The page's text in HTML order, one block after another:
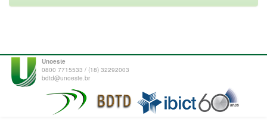
Unoeste
0800 7715533 / (18) 32292003
bdtd@unoeste.br